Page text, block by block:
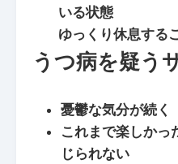
いる状態
ゆっくり休息する
うつ病を疑う
憂鬱な気分が続く
これまで楽しかっ
じられない